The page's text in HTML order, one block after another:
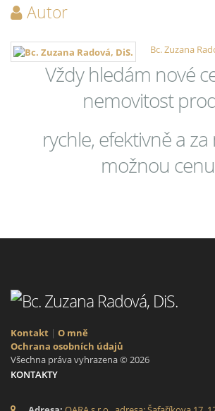
Autor
Bc. Zuzana
Vždy hledám nové
nemovitost
rychle, efektivně a za
možnou cenu
Kontakt | O mně
Ochrana osobních údajů
Všechna práva vyhrazena © 2026
KONTAKTY